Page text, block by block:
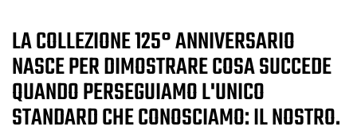
LA COLLEZIONE 125° ANNIVERSARIO
NASCE PER DIMOSTRARE COSA SUCCEDE
QUANDO PERSEGUIAMO L'UNICO
STANDARD CHE CONOSCIAMO: IL NOSTRO.